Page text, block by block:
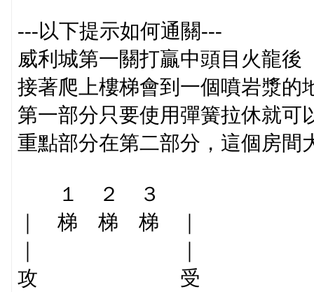
---以下提示如何通關---
威利城第一關打贏中頭目火龍後
接著爬上樓梯會到一個噴岩漿的
第一部分只要使用彈簧拉休就可
重點部分在第二部分，這個房間
１ ２ ３
｜ 梯 梯 梯 ｜
｜ ｜
攻 受